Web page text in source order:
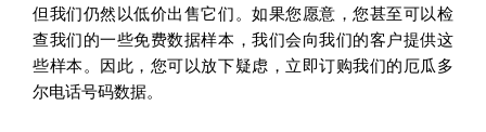
但我们仍然以低价出售它们。如果您愿意，您甚至可以检
查我们的一些免费数据样本，我们会向我们的客户提供这
些样本。因此，您可以放下疑虑，立即订购我们的厄瓜多
尔电话号码数据。